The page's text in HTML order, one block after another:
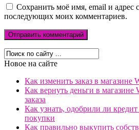
Сохранить моё имя, email и адрес
последующих моих комментариев.
Новое на сайте
Как изменить заказ в магазине
Как вернуть деньги в магазине
заказа
Как узнать, одобрили ли
покупки
Как правильно выкупить